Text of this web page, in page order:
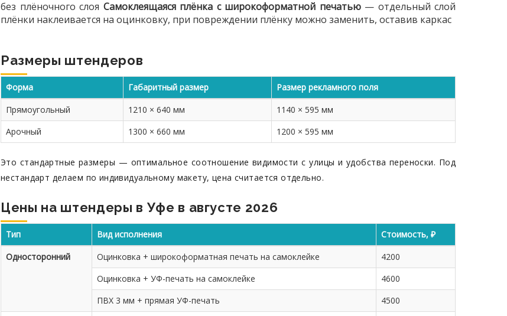
без плёночного слоя Самоклеящаяся плёнка с широкоформатной печатью— отдельный слой
плёнки наклеивается на оцинковку, при повреждении плёнку можно заменить, оставив каркас
Размеры штендеров
Форма Габаритный размер
Размер рекламного поля
Прямоугольный
1210 × 640 мм
1140 × 595 мм
Арочный
1300 × 660 мм 1200 × 595 мм
Это стандартные размеры — оптимальное соотношение видимости с улицы и удобства переноски. Под
нестандарт делаем по индивидуальному макету, цена считается отдельно.
Цены на штендеры в Уфе в августе 2026
Тип Вид исполнения
Стоимость, ₽
Односторонний
Оцинковка + широкоформатная печать на самоклейке
4200
Оцинковка + УФ-печать на самоклейке
4600
ПВХ 3 мм + прямая УФ-печать
4500